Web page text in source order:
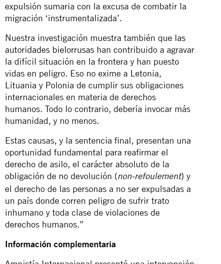
expulsión sumaria con la excusa de combatir la
migración ‘instrumentalizada’.
Nuestra investigación muestra también que las
autoridades bielorrusas han contribuido a agravar
la difícil situación en la frontera y han puesto
vidas en peligro. Eso no exime a Letonia,
Lituania y Polonia de cumplir sus obligaciones
internacionales en materia de derechos
humanos. Todo lo contrario, debería invocar más
humanidad, y no menos.
Estas causas, y la sentencia final, presentan una
oportunidad fundamental para reafirmar el
derecho de asilo, el carácter absoluto de la
obligación de no devolución (non-refoulement) y
el derecho de las personas a no ser expulsadas a
un país donde corren peligro de sufrir trato
inhumano y toda clase de violaciones de
derechos humanos.”
Información complementaria